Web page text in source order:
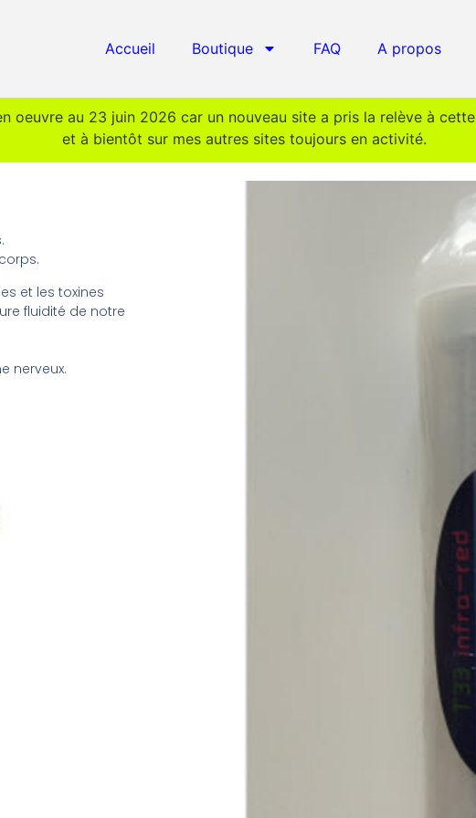
Accueil Boutique FAQ A propos
oeuvre au 23 juin 2026 car un nouveau site a pris la relève à cette
et à bientôt sur mes autres sites toujours en activité.
et les toxines
fluidité de notre
nerveux.